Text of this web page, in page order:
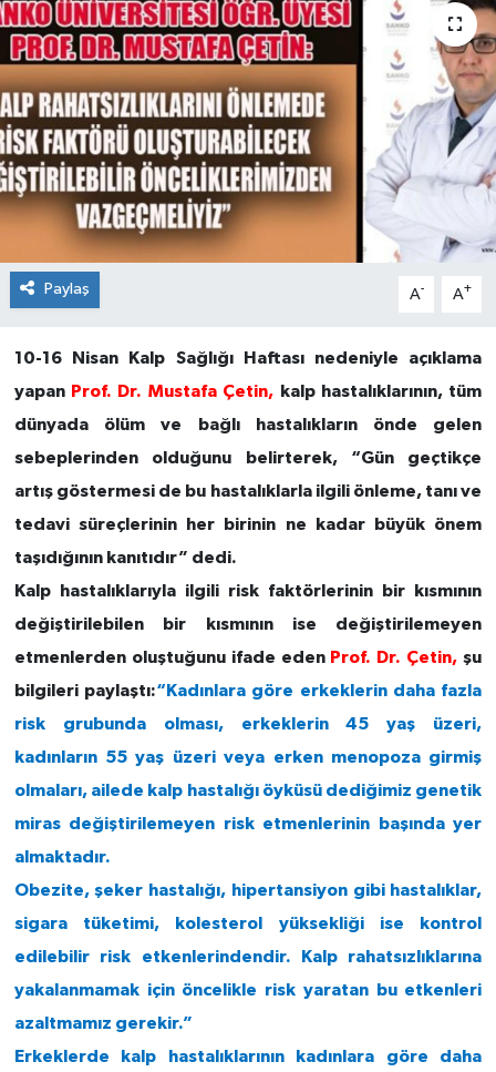
Paylaş A- A+
10-16 Nisan Kalp Sağlığı Haftası nedeniyle açıklama
yapan Prof. Dr. Mustafa Çetin, kalp hastalıklarının, tüm
dünyada ölüm ve bağlı hastalıkların önde gelen
sebeplerinden olduğunu belirterek, “Gün geçtikçe
artış göstermesi de bu hastalıklarla ilgili önleme, tanı ve
tedavi süreçlerinin her birinin ne kadar büyük önem
taşıdığının kanıtıdır” dedi.
Kalp hastalıklarıyla ilgili risk faktörlerinin bir kısmının
değiştirilebilen bir kısmının ise değiştirilemeyen
etmenlerden oluştuğunu ifade eden Prof. Dr. Çetin,şu
bilgileri paylaştı:“Kadınlara göre erkeklerin daha fazla
risk grubunda olması, erkeklerin 45 yaş üzeri,
kadınların 55 yaş üzeri veya erken menopoza girmiş
olmaları, ailede kalp hastalığı öyküsü dediğimiz genetik
miras değiştirilemeyen risk etmenlerinin başında yer
almaktadır.
Obezite, şeker hastalığı, hipertansiyon gibi hastalıklar,
sigara tüketimi, kolesterol yüksekliği ise kontrol
edilebilir risk etkenlerindendir. Kalp rahatsızlıklarına
yakalanmamak için öncelikle risk yaratan bu etkenleri
azaltmamız gerekir.”
Erkeklerde kalp hastalıklarının kadınlara göre daha